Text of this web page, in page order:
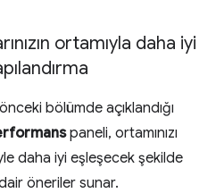
ortamıyla daha iyi
bölümde açıklandığı
paneli, ortamınızı
daha iyi eşleşecek şekilde
dair öneriler sunar.